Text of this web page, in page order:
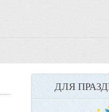
ДЛЯ